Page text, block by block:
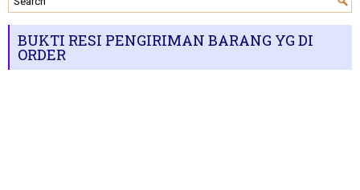
BUKTI RESI PENGIRIMAN BARANG YG DI
ORDER